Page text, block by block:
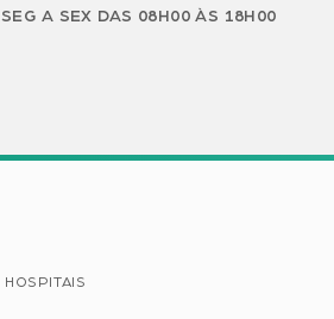
SEG A SEX DAS 08H00 ÀS 18H00
HOSPITAIS